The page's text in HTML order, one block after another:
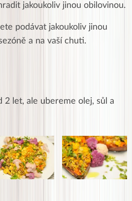
jakoukoliv jinou obilovinou.
podávat jakoukoliv jinou
a na vaší chuti.
2 let, ale ubereme olej, sůl a